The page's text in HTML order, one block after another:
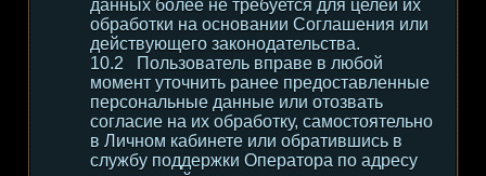
данных более не требуется для целей их
обработки на основании Соглашения или
действующего законодательства.
Пользователь вправе в любой
момент уточнить ранее предоставленные
персональные данные или отозвать
согласие на их обработку, самостоятельно
в Личном кабинете или обратившись в
службу поддержки Оператора по адресу